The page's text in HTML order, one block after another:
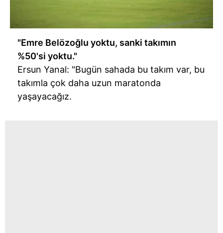
"Emre Belözoğlu yoktu, sanki takımın
%50'si yoktu."
Ersun Yanal: "Bugün sahada bu takım var, bu
takımla çok daha uzun maratonda
yaşayacağız.